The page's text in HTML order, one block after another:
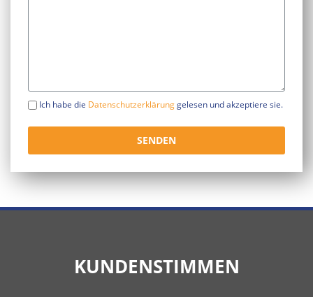
Ich habe die Datenschutzerklärunggelesen und akzeptiere sie.
SENDEN
KUNDENSTIMMEN